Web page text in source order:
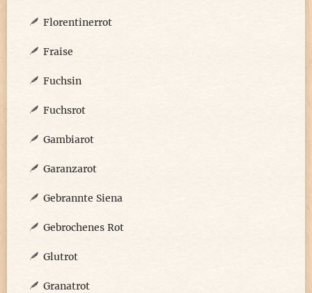
Florentinerrot
Fraise
Fuchsin
Fuchsrot
Gambiarot
Garanzarot
Gebrannte Siena
Gebrochenes Rot
Glutrot
Granatrot